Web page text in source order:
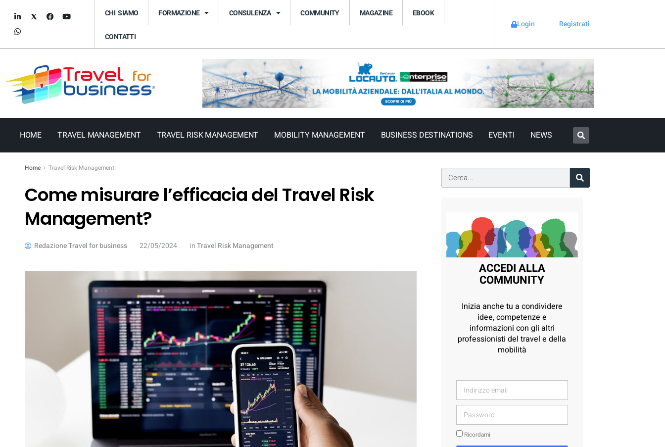
CHI SIAMO FORMAZIONE CONSULENZA COMMUNITY MAGAZINE EBOOK
CONTATTI
Login Registrati
HOME TRAVEL MANAGEMENT TRAVEL RISK MANAGEMENT MOBILITY MANAGEMENT BUSINESS DESTINATIONS EVENTI NEWS
Home Travel Risk Management
Come misurare l’efficacia del Travel Risk
Management?
Redazione Travel for business 22/05/2024 inTravel Risk Management
ACCEDI ALLA
COMMUNITY
Inizia anche tu a condividere
idee, competenze e
informazioni con gli altri
professionisti del travel e della
mobilità
Ricordami